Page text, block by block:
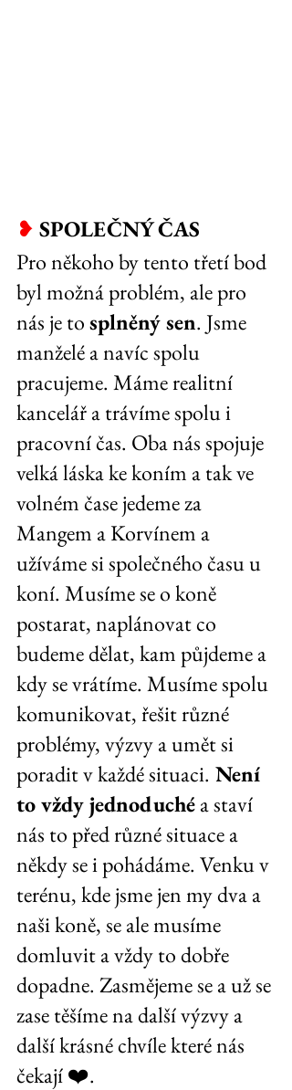
❥ SPOLEČNÝ ČAS
Pro někoho by tento třetí bod
byl možná problém, ale pro
nás je to splněný sen. Jsme
manželé a navíc spolu
pracujeme. Máme realitní
kancelář a trávíme spolu i
pracovní čas. Oba nás spojuje
velká láska ke koním a tak ve
volném čase jedeme za
Mangem a Korvínem a
užíváme si společného času u
koní. Musíme se o koně
postarat, naplánovat co
budeme dělat, kam půjdeme a
kdy se vrátíme. Musíme spolu
komunikovat, řešit různé
problémy, výzvy a umět si
poradit v každé situaci. Není
to vždy jednoduché a staví
nás to před různé situace a
někdy se i pohádáme. Venku v
terénu, kde jsme jen my dva a
naši koně, se ale musíme
domluvit a vždy to dobře
dopadne. Zasmějeme se a už se
zase těšíme na další výzvy a
další krásné chvíle které nás
čekají ❤️.